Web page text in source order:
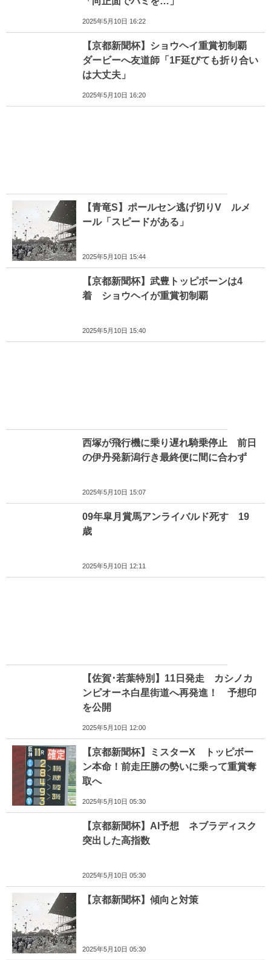
2025年5月10日 16:22
【京都新聞杯】ショウヘイ重賞初制覇
ダービーへ友道師「1F延びても折り合い
は大丈夫」
2025年5月10日 16:20
【青竜S】ポールセン逃げ切りV ルメ
ール「スピードがある」
2025年5月10日 15:44
【京都新聞杯】武豊トッピボーンは4
着 ショウヘイが重賞初制覇
2025年5月10日 15:40
西塚が飛行機に乗り遅れ騎乗停止 前日
の伊丹発新潟行き最終便に間に合わず
2025年5月10日 15:07
09年皐月賞馬アンライバルド死す 19
歳
2025年5月10日 12:11
【佐賀･若葉特別】11日発走 カシノカ
ンピオーネ白星街道へ再発進！ 予想印
を公開
2025年5月10日 12:00
【京都新聞杯】ミスターX トッピボー
ン本命！前走圧勝の勢いに乗って重賞奪
取へ
2025年5月10日 05:30
【京都新聞杯】AI予想 ネブラディスク
突出した高指数
2025年5月10日 05:30
【京都新聞杯】傾向と対策
2025年5月10日 05:30